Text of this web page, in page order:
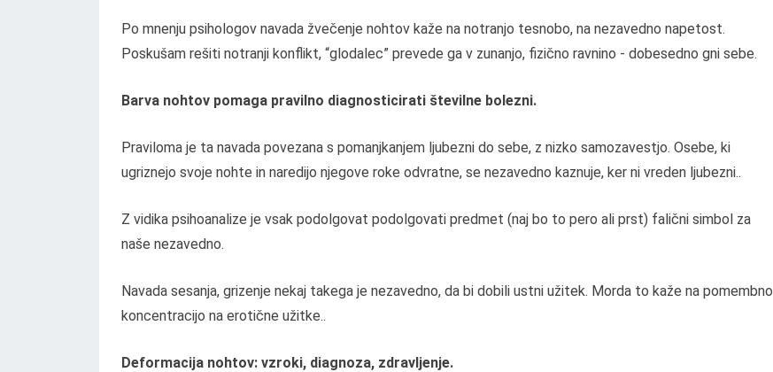
Po mnenju psihologov navada žvečenje nohtov kaže na notranjo tesnobo, na nezavedno napetost.
Poskušam rešiti notranji konflikt, “glodalec” prevede ga v zunanjo, fizično ravnino - dobesedno gni sebe.
Barva nohtov pomaga pravilno diagnosticirati številne bolezni.
Praviloma je ta navada povezana s pomanjkanjem ljubezni do sebe, z nizko samozavestjo. Osebe, ki
ugriznejo svoje nohte in naredijo njegove roke odvratne, se nezavedno kaznuje, ker ni vreden ljubezni..
Z vidika psihoanalize je vsak podolgovat podolgovati predmet (naj bo to pero ali prst) falični simbol za
naše nezavedno.
Navada sesanja, grizenje nekaj takega je nezavedno, da bi dobili ustni užitek. Morda to kaže na pomembno
koncentracijo na erotične užitke..
Deformacija nohtov: vzroki, diagnoza, zdravljenje.